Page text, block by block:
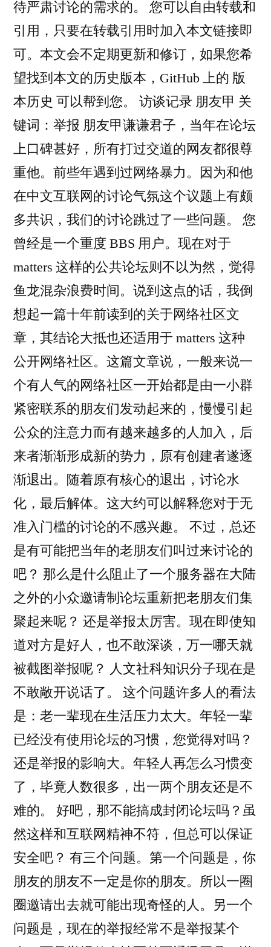
待严肃讨论的需求的。 您可以自由转载和
引用，只要在转载引用时加入本文链接即
可。本文会不定期更新和修订，如果您希
望找到本文的历史版本，GitHub 上的 版
本历史 可以帮到您。 访谈记录 朋友甲 关
键词：举报 朋友甲谦谦君子，当年在论坛
上口碑甚好，所有打过交道的网友都很尊
重他。前些年遇到过网络暴力。因为和他
在中文互联网的讨论气氛这个议题上有颇
多共识，我们的讨论跳过了一些问题。 您
曾经是一个重度 BBS 用户。现在对于
matters 这样的公共论坛则不以为然，觉得
鱼龙混杂浪费时间。说到这点的话，我倒
想起一篇十年前读到的关于网络社区文
章，其结论大抵也还适用于 matters 这种
公开网络社区。这篇文章说，一般来说一
个有人气的网络社区一开始都是由一小群
紧密联系的朋友们发动起来的，慢慢引起
公众的注意力而有越来越多的人加入，后
来者渐渐形成新的势力，原有创建者遂逐
渐退出。随着原有核心的退出，讨论水
化，最后解体。这大约可以解释您对于无
准入门槛的讨论的不感兴趣。 不过，总还
是有可能把当年的老朋友们叫过来讨论的
吧？ 那么是什么阻止了一个服务器在大陆
之外的小众邀请制论坛重新把老朋友们集
聚起来呢？ 还是举报太厉害。现在即使知
道对方是好人，也不敢深谈，万一哪天就
被截图举报呢？ 人文社科知识分子现在是
不敢敞开说话了。 这个问题许多人的看法
是：老一辈现在生活压力太大。年轻一辈
已经没有使用论坛的习惯，您觉得对吗？
还是举报的影响大。年轻人再怎么习惯变
了，毕竟人数很多，出一两个朋友还是不
难的。 好吧，那不能搞成封闭论坛吗？虽
然这样和互联网精神不符，但总可以保证
安全吧？ 有三个问题。第一个问题是，你
朋友的朋友不一定是你的朋友。所以一圈
圈邀请出去就可能出现奇怪的人。另一个
问题是，现在的举报经常不是举报某个